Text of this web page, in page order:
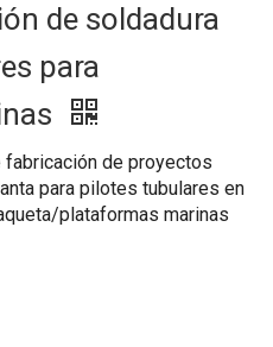
de soldadura
para
de proyectos
para pilotes tubulares en
plataformas marinas